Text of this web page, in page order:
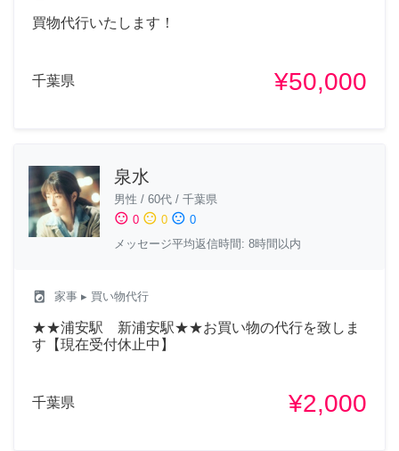
買物代行いたします！
千葉県 ¥50,000
泉水
男性 / 60代 / 千葉県
sentiment_satisfied 0 sentiment_neutral 0 sentiment_dissatisfied 0
メッセージ平均返信時間: 8時間以内
local_laundry_service 家事 ▸ 買い物代行
★★浦安駅 新浦安駅★★お買い物の代行を致しま
す【現在受付休止中】
千葉県 ¥2,000